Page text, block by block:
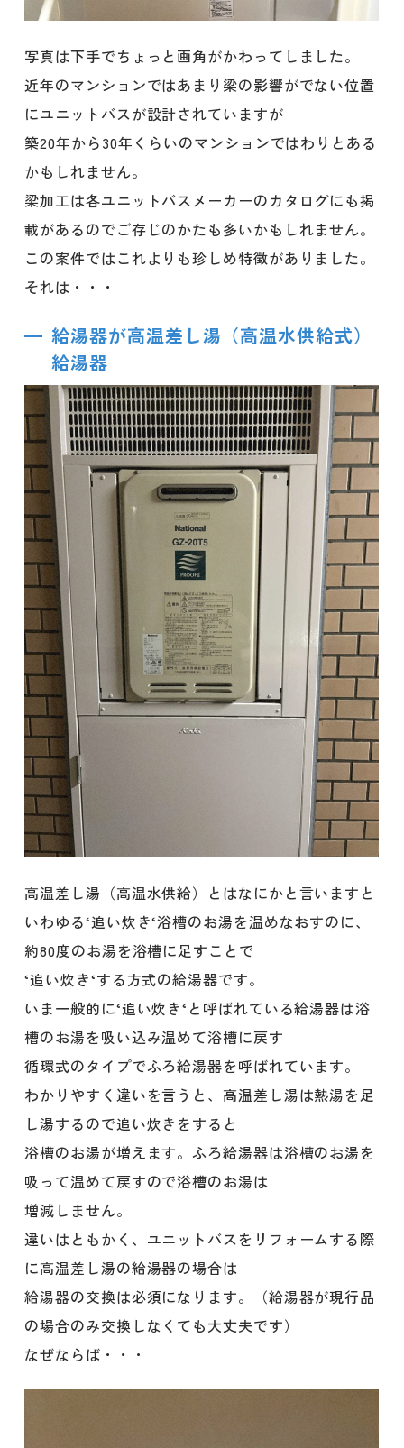
写真は下手でちょっと画角がかわってしました。
近年のマンションではあまり梁の影響がでない位置
にユニットバスが設計されていますが
築20年から30年くらいのマンションではわりとある
かもしれません。
梁加工は各ユニットバスメーカーのカタログにも掲
載があるのでご存じのかたも多いかもしれません。
この案件ではこれよりも珍しめ特徴がありました。
それは・・・
給湯器が高温差し湯（高温水供給式）
給湯器
高温差し湯（高温水供給）とはなにかと言いますと
いわゆる‘追い炊き‘浴槽のお湯を温めなおすのに、
約80度のお湯を浴槽に足すことで
‘追い炊き‘する方式の給湯器です。
いま一般的に‘追い炊き‘と呼ばれている給湯器は浴
槽のお湯を吸い込み温めて浴槽に戻す
循環式のタイプでふろ給湯器を呼ばれています。
わかりやすく違いを言うと、高温差し湯は熱湯を足
し湯するので追い炊きをすると
浴槽のお湯が増えます。ふろ給湯器は浴槽のお湯を
吸って温めて戻すので浴槽のお湯は
増減しません。
違いはともかく、ユニットバスをリフォームする際
に高温差し湯の給湯器の場合は
給湯器の交換は必須になります。（給湯器が現行品
の場合のみ交換しなくても大丈夫です）
なぜならば・・・